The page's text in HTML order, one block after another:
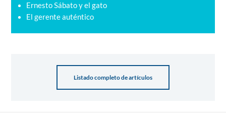
Ernesto Sábato y el gato
El gerente auténtico
Listado completo de artículos